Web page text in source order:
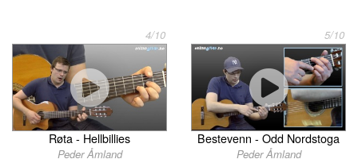
4/10
Røta - Hellbillies
Peder Åmland
5/10
Bestevenn - Odd Nordstoga
Peder Åmland